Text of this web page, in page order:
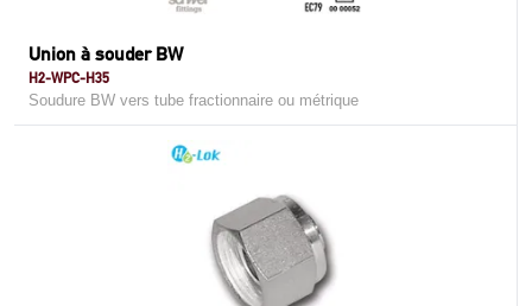
Union à souder BW
H2-WPC-H35
Soudure BW vers tube fractionnaire ou métrique